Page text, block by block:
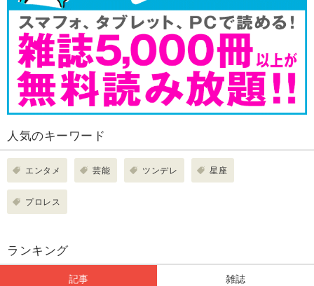
人気のキーワード
エンタメ 芸能 ツンデレ 星座
プロレス
ランキング
記事 雑誌